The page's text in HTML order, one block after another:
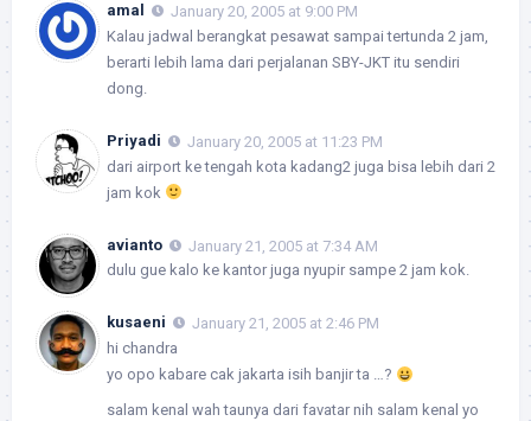
amal
January 20, 2005 at 9:00 PM
Kalau jadwal berangkat pesawat sampai tertunda 2 jam,
berarti lebih lama dari perjalanan SBY-JKT itu sendiri
dong.
Priyadi
January 20, 2005 at 11:23 PM
dari airport ke tengah kota kadang2 juga bisa lebih dari 2
jam kok
avianto
January 21, 2005 at 7:34 AM
dulu gue kalo ke kantor juga nyupir sampe 2 jam kok.
kusaeni
January 21, 2005 at 2:46 PM
hi chandra
yo opo kabare cak jakarta isih banjir ta …?
salam kenal wah taunya dari favatar nih salam kenal yo